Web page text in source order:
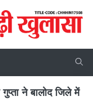
ने बालोद जिले में